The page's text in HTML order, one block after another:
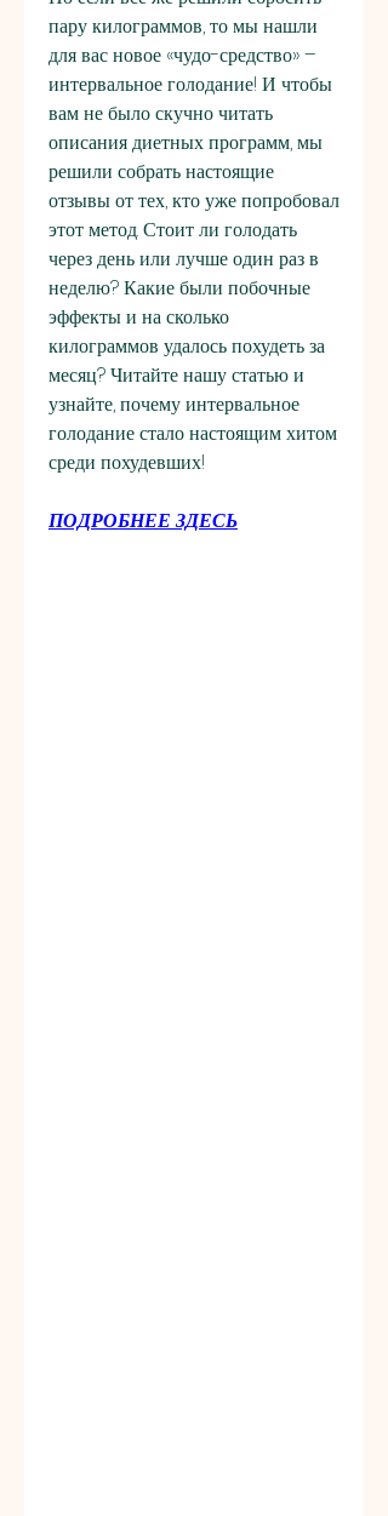
пару килограммов, то мы нашли
для вас новое «чудо-средство» –
интервальное голодание! И чтобы
вам не было скучно читать
описания диетных программ, мы
решили собрать настоящие
отзывы от тех, кто уже попробовал
этот метод. Стоит ли голодать
через день или лучше один раз в
неделю? Какие были побочные
эффекты и на сколько
килограммов удалось похудеть за
месяц? Читайте нашу статью и
узнайте, почему интервальное
голодание стало настоящим хитом
среди похудевших!
ПОДРОБНЕЕ ЗДЕСЬ